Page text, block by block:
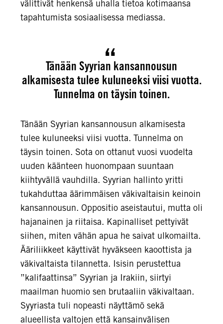
välittivät henkensä uhalla tietoa kotimaansa
tapahtumista sosiaalisessa mediassa.
Tänään Syyrian kansannousun
alkamisesta tulee kuluneeksi viisi vuotta.
Tunnelma on täysin toinen.
Tänään Syyrian kansannousun alkamisesta
tulee kuluneeksi viisi vuotta. Tunnelma on
täysin toinen. Sota on ottanut vuosi vuodelta
uuden käänteen huonompaan suuntaan
kiihtyvällä vauhdilla. Syyrian hallinto yritti
tukahduttaa äärimmäisen väkivaltaisin keinoin
kansannousun. Oppositio aseistautui, mutta oli
hajanainen ja riitaisa. Kapinalliset pettyivät
siihen, miten vähän apua he saivat ulkomailta.
Ääriliikkeet käyttivät hyväkseen kaoottista ja
väkivaltaista tilannetta. Isisin perustettua
”kalifaattinsa” Syyrian ja Irakiin, siirtyi
maailman huomio sen brutaaliin väkivaltaan.
Syyriasta tuli nopeasti näyttämö sekä
alueellista valtojen että kansainvälisen